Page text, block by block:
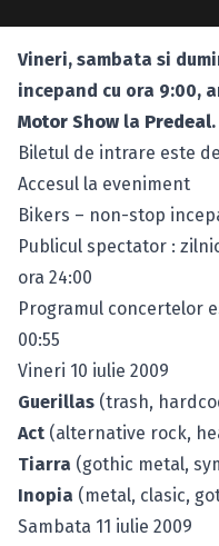
Vineri, sambata si
incepand cu ora 9:00,
Motor Show la Predeal.
Biletul de intrare este
Accesul la eveniment
Bikers – non-stop
Publicul spectator :
ora 24:00
Programul concertelor
00:55
Vineri 10 iulie 2009
Guerillas (trash,
Act (alternative rock,
Tiarra (gothic metal,
Inopia (metal, clasic,
Sambata 11 iulie 2009